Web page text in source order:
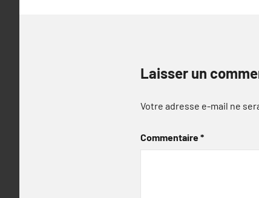
Laisser un
Votre adresse e-mail ne
Commentaire*